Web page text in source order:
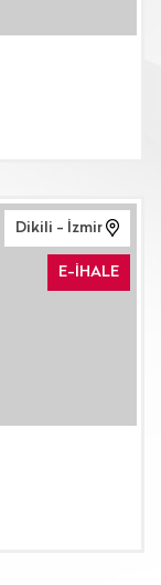
Dikili - İzmir
E-İHALE